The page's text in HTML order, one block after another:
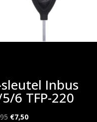
Inbus
6 TFP-220
Oorspronkelijke
€7,50Huidige